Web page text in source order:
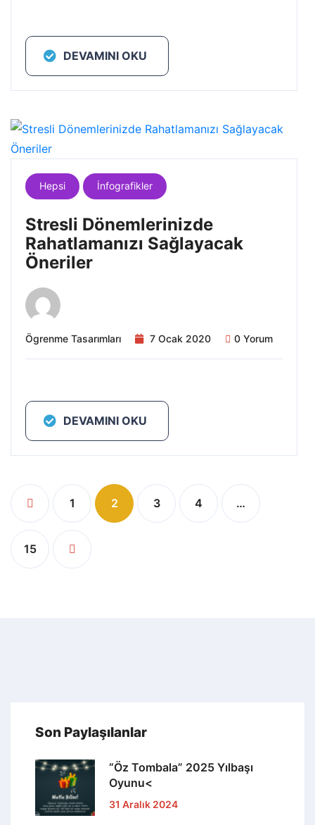
DEVAMINI OKU
Hepsi İnfografikler
Stresli Dönemlerinizde
Rahatlamanızı Sağlayacak
Öneriler
Ögrenme Tasarımları 7 Ocak 2020 0 Yorum
DEVAMINI OKU
1 2 3 4 …
15
Son Paylaşılanlar
“Öz Tombala” 2025 Yılbaşı
Oyunu<
31 Aralık 2024